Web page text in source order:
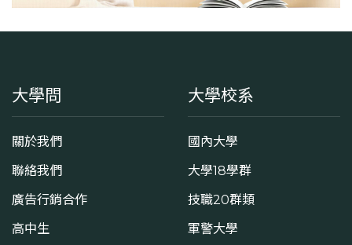
大學問
關於我們
聯絡我們
廣告行銷合作
高中生
大學校系
國內大學
大學18學群
技職20群類
軍警大學